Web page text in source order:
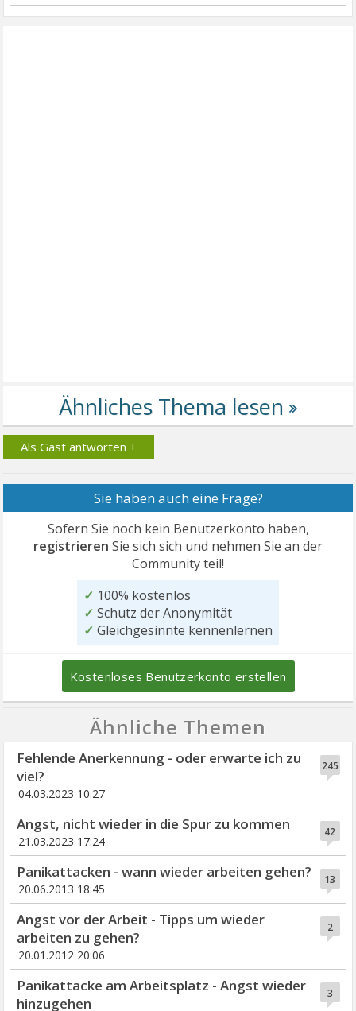
Als Gast antworten +
Sie haben auch eine Frage?
Sofern Sie noch kein Benutzerkonto haben,
registrieren Sie sich sich und nehmen Sie an der
Community teil!
✓ 100% kostenlos
✓ Schutz der Anonymität
✓ Gleichgesinnte kennenlernen
Kostenloses Benutzerkonto erstellen
Ähnliche Themen
245
Fehlende Anerkennung - oder erwarte ich zu
viel?
04.03.2023 10:27
42
Angst, nicht wieder in die Spur zu kommen
21.03.2023 17:24
13
Panikattacken - wann wieder arbeiten gehen?
20.06.2013 18:45
2
Angst vor der Arbeit - Tipps um wieder
arbeiten zu gehen?
20.01.2012 20:06
3
Panikattacke am Arbeitsplatz - Angst wieder
hinzugehen